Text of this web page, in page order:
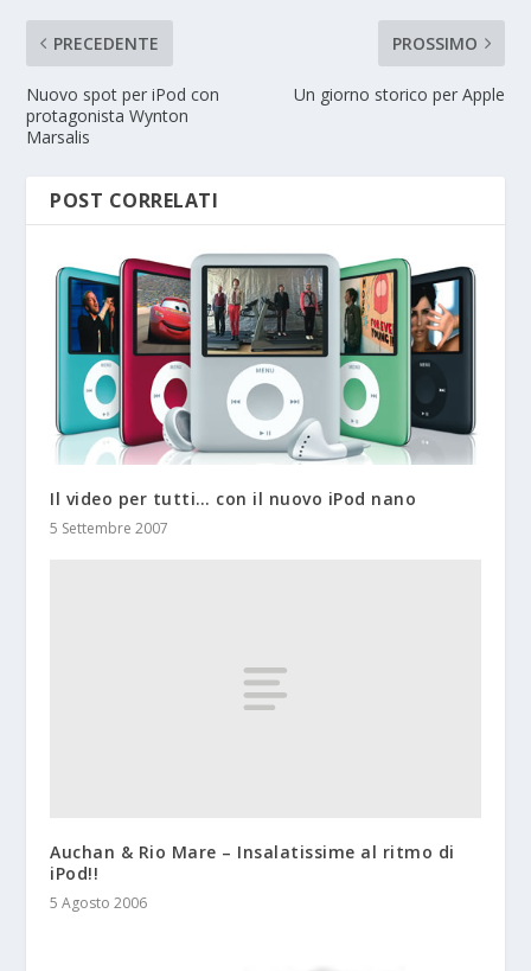
PRECEDENTE
Nuovo spot per iPod con
protagonista Wynton
Marsalis
PROSSIMO
Un giorno storico per Apple
POST CORRELATI
Il video per tutti… con il nuovo iPod nano
5 Settembre 2007
Auchan & Rio Mare – Insalatissime al ritmo di
iPod!!
5 Agosto 2006